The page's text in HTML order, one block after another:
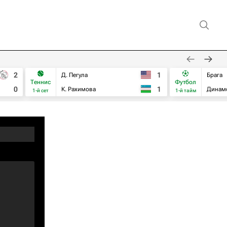
2
0
Теннис
1-й сет
Д. Пегула
К. Рахимова
1
1
Футбол
1-й тайм
Брага